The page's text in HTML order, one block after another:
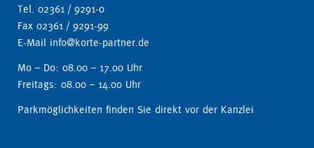
Tel. 02361 / 9291-0
Fax 02361 / 9291-99
E-Mail info@korte-partner.de
Mo – Do: 08.00 – 17.00 Uhr
Freitags: 08.00 – 14.00 Uhr
Parkmöglichkeiten finden Sie direkt vor der Kanzlei